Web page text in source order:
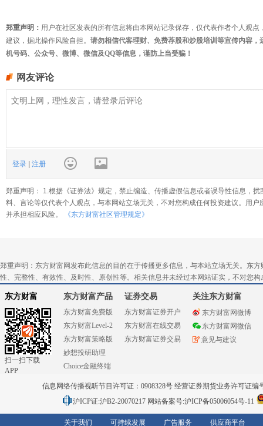
郑重声明： 用户在社区发表的所有信息将由本网站记录保存，仅代表作者个人观
建议，据此操作风险自担。 请勿相信代客理财、免费荐股和炒股培训等宣传内容
机号码、公众号、微博、微信及QQ等信息，谨防上当受骗！
网友评论
登录 注册
郑重声明： 1.根据《证券法》规定，禁止编造、传播虚假信息或者误导性信息，
料、言论等仅代表个人观点，与本网站立场无关，不对您构成任何投资建议。用
并承担相应风险。
《东方财富社区管理规定》
郑重声明：东方财富网发布此信息的目的在于传播更多信息，与本站立场无关。东
性、完整性、有效性、及时性、原创性等。相关信息并未经过本网站证实，不对您
东方财富
扫一扫下载
APP
东方财富产品
东方财富免费版
东方财富Level-2
东方财富策略版
妙想投研助理
Choice金融终端
证券交易
东方财富证券开户
东方财富在线交易
东方财富证券交易
关注东方财富
东方财富网微博
东方财富网微信
意见与建议
信息网络传播视听节目许可证：0908328号 经营证券期货业务许可证编
沪ICP证:沪B2-20070217 网站备案号:沪ICP备05006054号-11
关于我们 可持续发展 广告服务 供应商平台